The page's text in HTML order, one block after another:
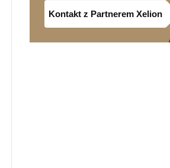
Kontakt z Partnerem Xelion